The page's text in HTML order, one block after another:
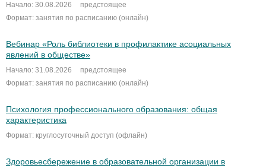
Начало: 30.08.2026
предстоящее
Формат: занятия по расписанию (онлайн)
Вебинар «Роль библиотеки в профилактике асоциальных
явлений в обществе»
Начало: 31.08.2026
предстоящее
Формат: занятия по расписанию (онлайн)
Психология профессионального образования: общая
характеристика
Формат: круглосуточный доступ (офлайн)
Здоровьесбережение в образовательной организации в